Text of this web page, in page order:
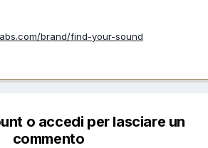
brand/find-your-sound
o accedi per lasciare un
commento